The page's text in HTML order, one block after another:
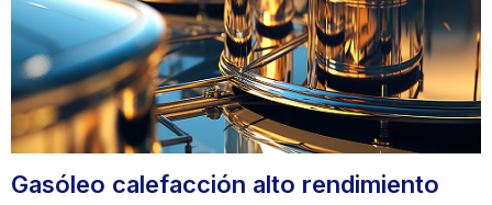
Gasóleo calefacción alto rendimiento